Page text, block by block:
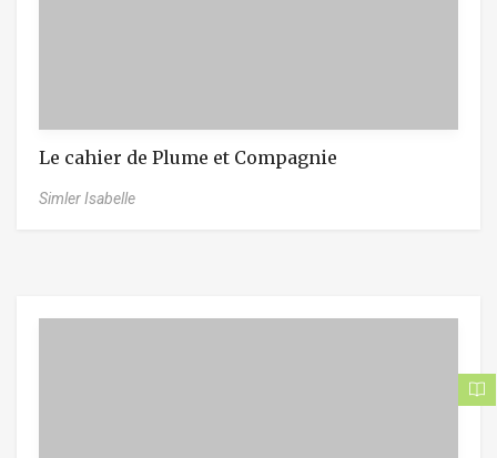
Le cahier de Plume et Compagnie
Simler Isabelle